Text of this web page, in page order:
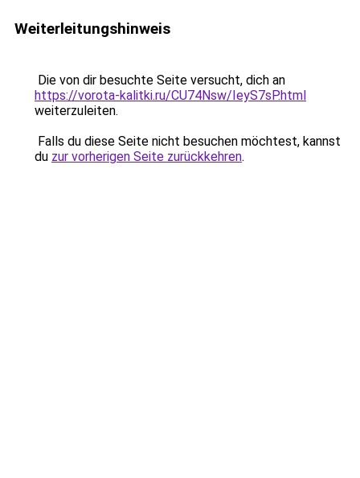
Weiterleitungshinweis
Die von dir besuchte Seite versucht, dich an
https://vorota-kalitki.ru/CU74Nsw/IeyS7sP.html
weiterzuleiten.
Falls du diese Seite nicht besuchen möchtest, kannst
du zur vorherigen Seite zurückkehren.